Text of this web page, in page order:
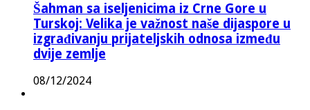
Šahman sa iseljenicima iz Crne Gore u
Turskoj: Velika je važnost naše dijaspore u
izgrađivanju prijateljskih odnosa između
dvije zemlje
08/12/2024